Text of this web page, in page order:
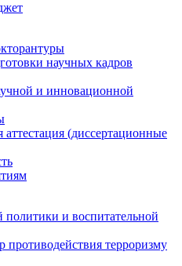
научных кадров
и инновационной
аттестация (диссертационные
и воспитательной
терроризму